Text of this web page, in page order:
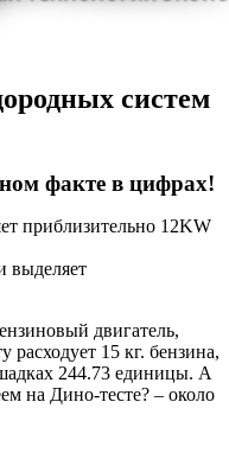
систем
факте в цифрах!
приблизительно 12KW
выделяет
двигатель,
15 кг. бензина,
244.73 единицы. А
на Дино-тесте? – около